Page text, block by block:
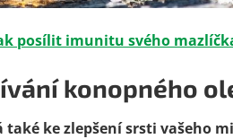
posílit imunitu svého
konopného
také ke zlepšení srsti vašeho